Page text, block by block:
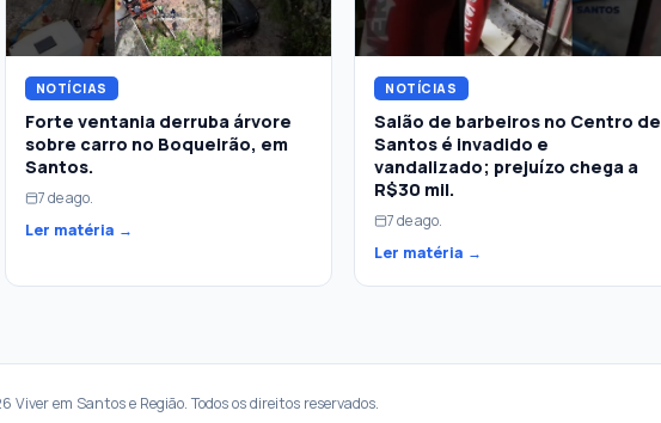
NOTÍCIAS
Forte ventania derruba árvore
sobre carro no Boqueirão, em
Santos.
7 de ago.
Ler matéria →
NOTÍCIAS
Salão de barbeiros no Centro de
Santos é invadido e
vandalizado; prejuízo chega a
R$30 mil.
7 de ago.
Ler matéria →
Viver em Santos e Região. Todos os direitos reservados.